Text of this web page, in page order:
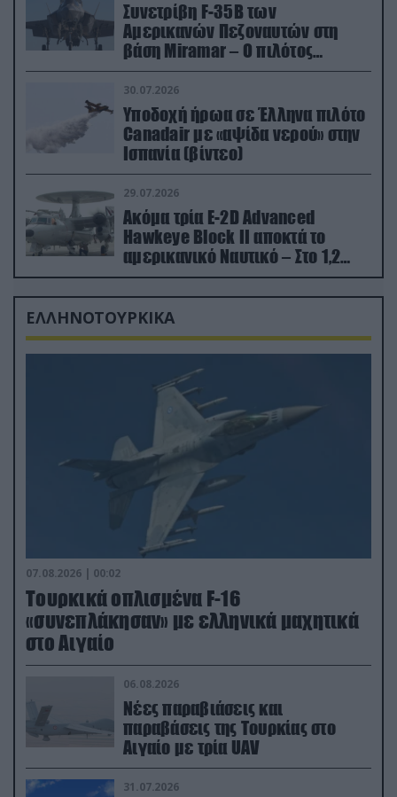
Συνετρίβη F-35B των
Αμερικανών Πεζοναυτών στη
βάση Miramar – Ο πιλότος
εκτινάχθηκε εγκαίρως
30.07.2026
Υποδοχή ήρωα σε Έλληνα πιλότο
Canadair με «αψίδα νερού» στην
Ισπανία (βίντεο)
29.07.2026
Ακόμα τρία E-2D Advanced
Hawkeye Block II αποκτά το
αμερικανικό Ναυτικό – Στο 1,2
δισ.δολάρια το κόστος
ΕΛΛΗΝΟΤΟΥΡΚΙΚΑ
07.08.2026 | 00:02
Τουρκικά οπλισμένα F-16
«συνεπλάκησαν» με ελληνικά μαχητικά
στο Αιγαίο
06.08.2026
Νέες παραβιάσεις και
παραβάσεις της Τουρκίας στο
Αιγαίο με τρία UAV
31.07.2026